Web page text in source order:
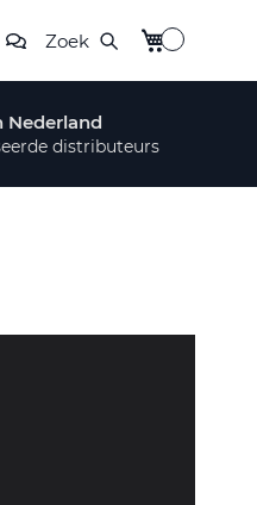
Zoek Winkelwagen
Nederland
distributeurs